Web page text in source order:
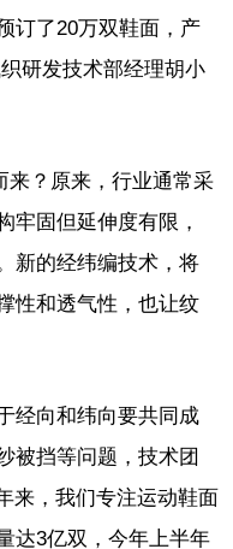
订了20万双鞋面，产
研发技术部经理胡小
来？原来，行业通常采
牢固但延伸度有限，
新的经纬编技术，将
性和透气性，也让纹
经向和纬向要共同成
被挡等问题，技术团
来，我们专注运动鞋面
达3亿双，今年上半年